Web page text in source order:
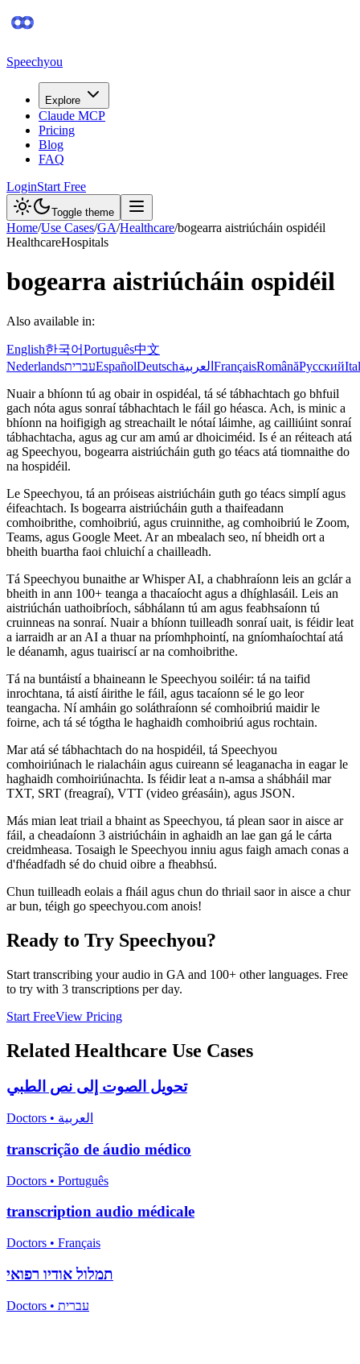
Speechyou
Explore
Claude MCP
Pricing
Blog
FAQ
LoginStart Free
Toggle theme
Home/Use Cases/GA/Healthcare/bogearra aistriúcháin ospidéil
HealthcareHospitals
bogearra aistriúcháin ospidéil
Also available in:
English한국어Português中文
NederlandsעבריתEspañolDeutschالعربية FrançaisRomânăРусский
Nuair a bhíonn tú ag obair in ospidéal, tá sé tábhachtach go bhfuil
gach nóta agus sonraí tábhachtach le fáil go héasca. Ach, is minic a
bhíonn na hoifigigh ag streachailt le nótaí láimhe, ag cailliúint sonraí
tábhachtacha, agus ag cur am amú ar dhoiciméid. Is é an réiteach atá
ag Speechyou, bogearra aistriúcháin guth go téacs atá tiomnaithe do
na hospidéil.
Le Speechyou, tá an próiseas aistriúcháin guth go téacs simplí agus
éifeachtach. Is bogearra aistriúcháin guth a thaifeadann
comhoibrithe, comhoibriú, agus cruinnithe, ag comhoibriú le Zoom,
Teams, agus Google Meet. Ar an mbealach seo, ní bheidh ort a
bheith buartha faoi chluichí a chailleadh.
Tá Speechyou bunaithe ar Whisper AI, a chabhraíonn leis an gclár a
bheith in ann 100+ teanga a thacaíocht agus a dhíghlasáil. Leis an
aistriúchán uathoibríoch, sábhálann tú am agus feabhsaíonn tú
cruinneas na sonraí. Nuair a bhíonn tuilleadh sonraí uait, is féidir leat
a iarraidh ar an AI a thuar na príomhphointí, na gníomhaíochtaí atá
le déanamh, agus tuairiscí ar na comhoibrithe.
Tá na buntáistí a bhaineann le Speechyou soiléir: tá na taifid
inrochtana, tá aistí áirithe le fáil, agus tacaíonn sé le go leor
teangacha. Ní amháin go soláthraíonn sé comhoibriú maidir le
foirne, ach tá sé tógtha le haghaidh comhoibriú agus rochtain.
Mar atá sé tábhachtach do na hospidéil, tá Speechyou
comhoiriúnach le rialacháin agus cuireann sé leaganacha in eagar le
haghaidh comhoiriúnachta. Is féidir leat a n-amsa a shábháil mar
TXT, SRT (freagraí), VTT (video gréasáin), agus JSON.
Más mian leat triail a bhaint as Speechyou, tá plean saor in aisce ar
fáil, a cheadaíonn 3 aistriúcháin in aghaidh an lae gan gá le cárta
creidmheasa. Tosaigh le Speechyou inniu agus faigh amach conas a
d'fhéadfadh sé do chuid oibre a fheabhsú.
Chun tuilleadh eolais a fháil agus chun do thriail saor in aisce a chur
ar bun, téigh go speechyou.com anois!
Ready to Try Speechyou?
Start transcribing your audio in GA and 100+ other languages. Free
to try with 3 transcriptions per day.
Start FreeView Pricing
Related Healthcare Use Cases
تحويل الصوت إلى نص الطبي
Doctors • العربية
transcrição de áudio médico
Doctors • Português
transcription audio médicale
Doctors • Français
תמלול אודיו רפואי
Doctors • עברית